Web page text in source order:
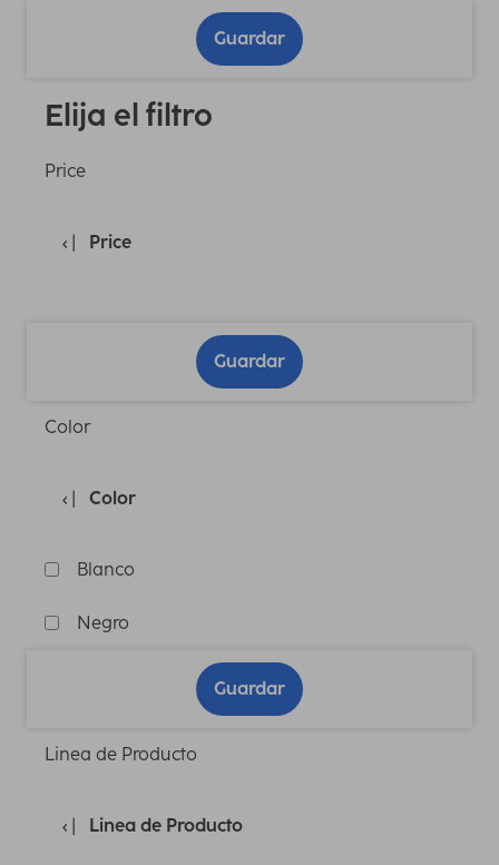
Guardar
Elija el filtro
Price
Price
Guardar
Color
Color
Blanco
Negro
Guardar
Linea de Producto
Linea de Producto